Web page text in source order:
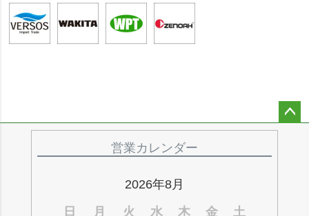
営業カレンダー
2026年8月
日
月 火 水 木 金 土